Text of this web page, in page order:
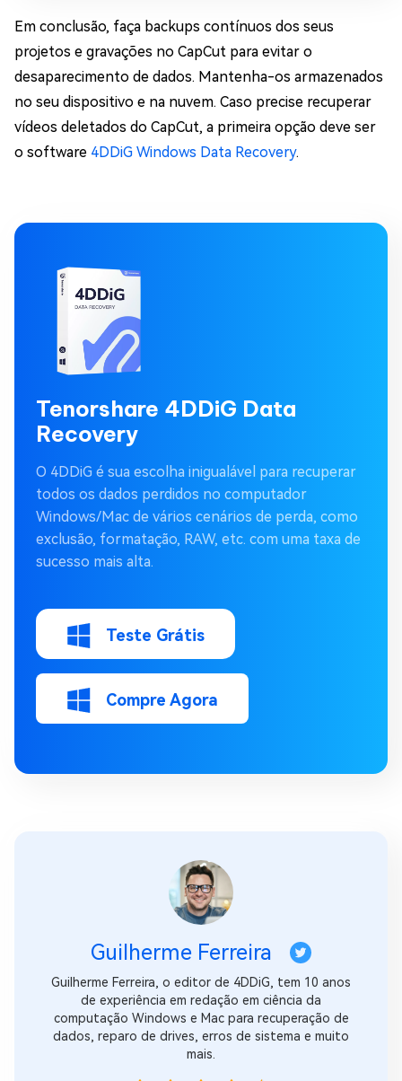
Em conclusão, faça backups contínuos dos seus
projetos e gravações no CapCut para evitar o
desaparecimento de dados. Mantenha-os armazenados
no seu dispositivo e na nuvem. Caso precise recuperar
vídeos deletados do CapCut, a primeira opção deve ser
o software 4DDiG Windows Data Recovery.
Tenorshare 4DDiG Data
Recovery
O 4DDiG é sua escolha inigualável para recuperar
todos os dados perdidos no computador
Windows/Mac de vários cenários de perda, como
exclusão, formatação, RAW, etc. com uma taxa de
sucesso mais alta.
Teste Grátis
Compre Agora
Guilherme Ferreira
Guilherme Ferreira, o editor de 4DDiG, tem 10 anos
de experiência em redação em ciência da
computação Windows e Mac para recuperação de
dados, reparo de drives, erros de sistema e muito
mais.